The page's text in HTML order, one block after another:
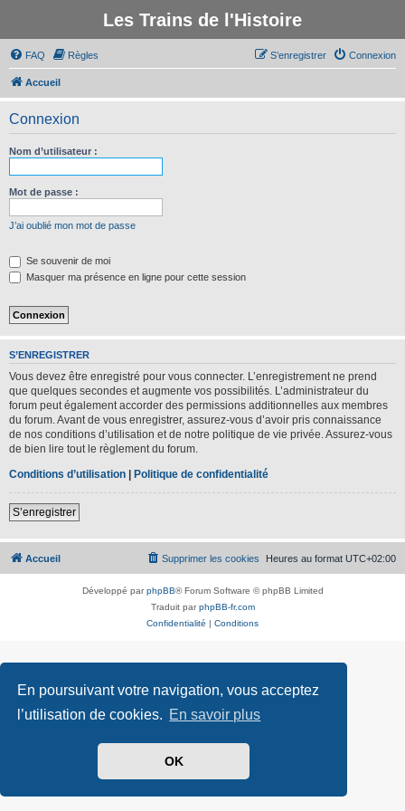
En poursuivant votre navigation, vous acceptez
l’utilisation de cookies. En savoir plus
OK
Les Trains de l'Histoire
FAQ Règles Connexion
S’enregistrer
Accueil
Connexion
Nom d’utilisateur :
Mot de passe :
J’ai oublié mon mot de passe
Se souvenir de moi
Masquer ma présence en ligne pour cette session
S’ENREGISTRER
Vous devez être enregistré pour vous connecter. L’enregistrement ne prend
que quelques secondes et augmente vos possibilités. L’administrateur du
forum peut également accorder des permissions additionnelles aux membres
du forum. Avant de vous enregistrer, assurez-vous d’avoir pris connaissance
de nos conditions d’utilisation et de notre politique de vie privée. Assurez-vous
de bien lire tout le règlement du forum.
Conditions d’utilisation | Politique de confidentialité
S’enregistrer
Accueil Heures au format UTC+02:00
Supprimer les cookies
Développé parphpBB® Forum Software © phpBB Limited
Traduit parphpBB-fr.com
Confidentialité | Conditions